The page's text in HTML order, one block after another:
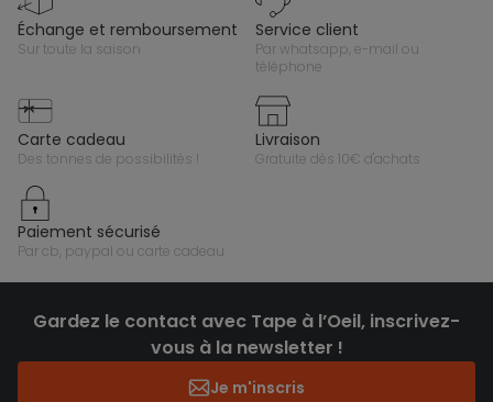
échange et remboursement
sur toute la saison
service client
par whatsapp, e-mail ou
téléphone
carte cadeau
des tonnes de possibilités !
livraison
gratuite dès 10€ d'achats
paiement sécurisé
par cb, paypal ou carte cadeau
Gardez le contact avec Tape à l’Oeil, inscrivez-
vous à la newsletter !
Je m'inscris